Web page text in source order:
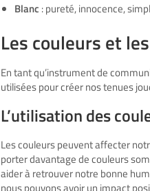
Blanc : pureté, innocence,
Les couleurs et
En tant qu’instrument de
utilisées pour créer nos tenues
L’utilisation des
Les couleurs peuvent affecter
porter davantage de couleurs
aider à retrouver notre bonne